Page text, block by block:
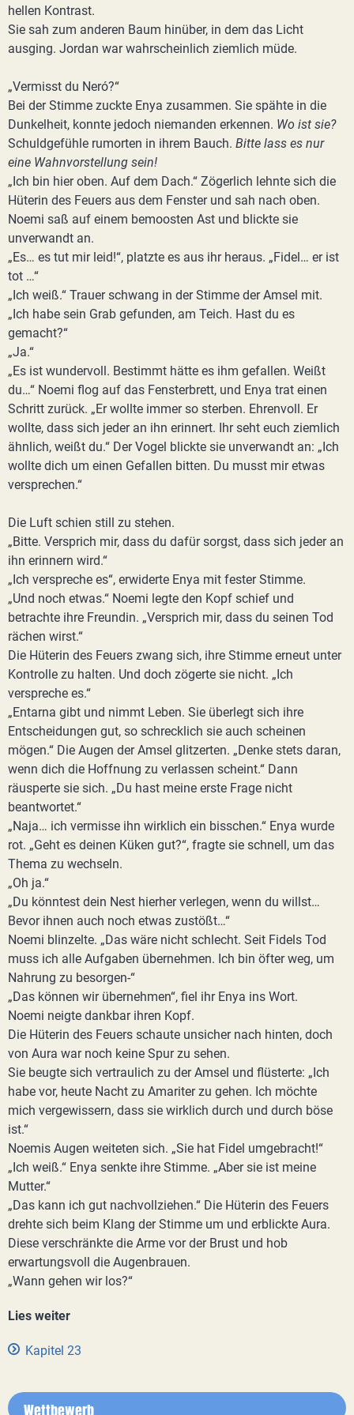
hellen Kontrast.
Sie sah zum anderen Baum hinüber, in dem das Licht
ausging. Jordan war wahrscheinlich ziemlich müde.
„Vermisst du Neró?“
Bei der Stimme zuckte Enya zusammen. Sie spähte in die
Dunkelheit, konnte jedoch niemanden erkennen. Wo ist sie?
Schuldgefühle rumorten in ihrem Bauch. Bitte lass es nur
eine Wahnvorstellung sein!
„Ich bin hier oben. Auf dem Dach.“ Zögerlich lehnte sich die
Hüterin des Feuers aus dem Fenster und sah nach oben.
Noemi saß auf einem bemoosten Ast und blickte sie
unverwandt an.
„Es… es tut mir leid!“, platzte es aus ihr heraus. „Fidel… er ist
tot …“
„Ich weiß.“ Trauer schwang in der Stimme der Amsel mit.
„Ich habe sein Grab gefunden, am Teich. Hast du es
gemacht?“
„Ja.“
„Es ist wundervoll. Bestimmt hätte es ihm gefallen. Weißt
du…“ Noemi flog auf das Fensterbrett, und Enya trat einen
Schritt zurück. „Er wollte immer so sterben. Ehrenvoll. Er
wollte, dass sich jeder an ihn erinnert. Ihr seht euch ziemlich
ähnlich, weißt du.“ Der Vogel blickte sie unverwandt an: „Ich
wollte dich um einen Gefallen bitten. Du musst mir etwas
versprechen.“
Die Luft schien still zu stehen.
„Bitte. Versprich mir, dass du dafür sorgst, dass sich jeder an
ihn erinnern wird.“
„Ich verspreche es“, erwiderte Enya mit fester Stimme.
„Und noch etwas.“ Noemi legte den Kopf schief und
betrachte ihre Freundin. „Versprich mir, dass du seinen Tod
rächen wirst.“
Die Hüterin des Feuers zwang sich, ihre Stimme erneut unter
Kontrolle zu halten. Und doch zögerte sie nicht. „Ich
verspreche es.“
„Entarna gibt und nimmt Leben. Sie überlegt sich ihre
Entscheidungen gut, so schrecklich sie auch scheinen
mögen.“ Die Augen der Amsel glitzerten. „Denke stets daran,
wenn dich die Hoffnung zu verlassen scheint.“ Dann
räusperte sie sich. „Du hast meine erste Frage nicht
beantwortet.“
„Naja… ich vermisse ihn wirklich ein bisschen.“ Enya wurde
rot. „Geht es deinen Küken gut?“, fragte sie schnell, um das
Thema zu wechseln.
„Oh ja.“
„Du könntest dein Nest hierher verlegen, wenn du willst…
Bevor ihnen auch noch etwas zustößt…“
Noemi blinzelte. „Das wäre nicht schlecht. Seit Fidels Tod
muss ich alle Aufgaben übernehmen. Ich bin öfter weg, um
Nahrung zu besorgen-“
„Das können wir übernehmen“, fiel ihr Enya ins Wort.
Noemi neigte dankbar ihren Kopf.
Die Hüterin des Feuers schaute unsicher nach hinten, doch
von Aura war noch keine Spur zu sehen.
Sie beugte sich vertraulich zu der Amsel und flüsterte: „Ich
habe vor, heute Nacht zu Amariter zu gehen. Ich möchte
mich vergewissern, dass sie wirklich durch und durch böse
ist.“
Noemis Augen weiteten sich. „Sie hat Fidel umgebracht!“
„Ich weiß.“ Enya senkte ihre Stimme. „Aber sie ist meine
Mutter.“
„Das kann ich gut nachvollziehen.“ Die Hüterin des Feuers
drehte sich beim Klang der Stimme um und erblickte Aura.
Diese verschränkte die Arme vor der Brust und hob
erwartungsvoll die Augenbrauen.
„Wann gehen wir los?“
Lies weiter
Kapitel 23
Wettbewerb